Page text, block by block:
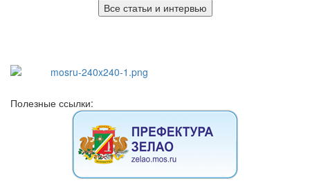
Все статьи и интервью
Полезные ссылки: